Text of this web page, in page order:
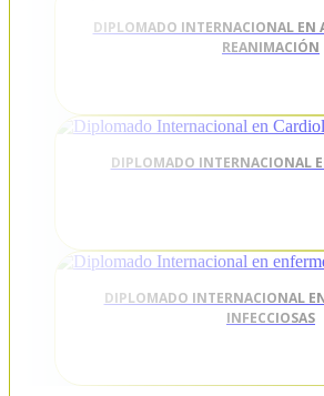
DIPLOMADO INTERNACIONAL EN
REANIMACIÓN
DIPLOMADO INTERNACIONAL
DIPLOMADO INTERNACIONAL
INFECCIOSAS